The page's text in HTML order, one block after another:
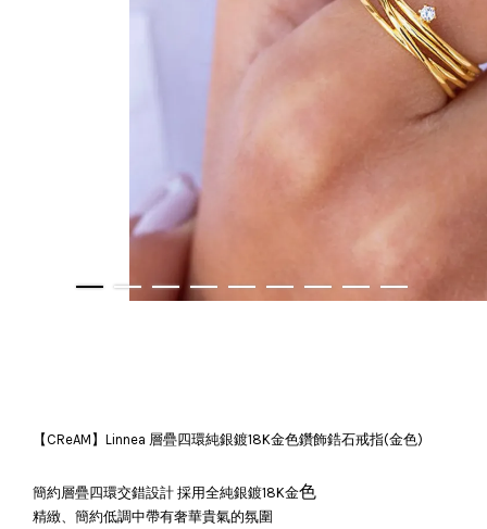
【CReAM】Linnea 層疊四環純銀鍍18K金色鑽飾鋯石戒指(金色)
簡約層疊四環交錯設計 採用全純銀鍍18K金色
精緻、簡約低調中帶有奢華貴氣的氛圍